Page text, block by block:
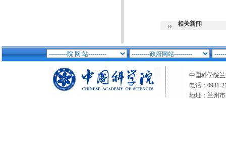
相关新闻
中国科学院兰
电话：0931-
地址：兰州